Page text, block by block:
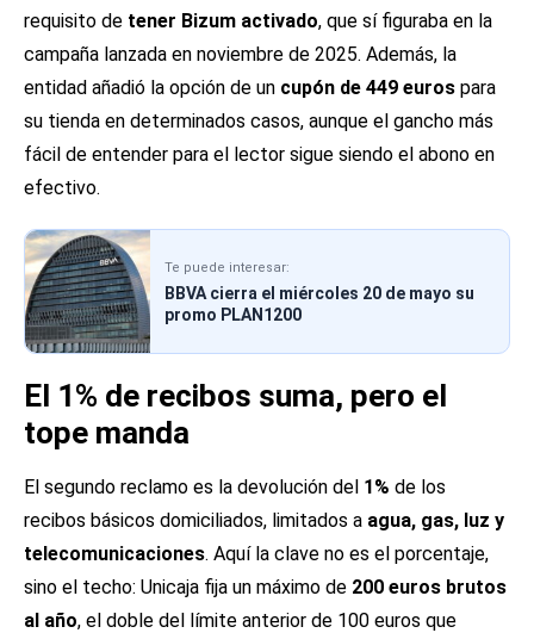
requisito de tener Bizum activado, que sí figuraba en la
campaña lanzada en noviembre de 2025. Además, la
entidad añadió la opción de un cupón de 449 euros para
su tienda en determinados casos, aunque el gancho más
fácil de entender para el lector sigue siendo el abono en
efectivo.
Te puede interesar:
BBVA cierra el miércoles 20 de mayo su
promo PLAN1200
El 1% de recibos suma, pero el
tope manda
El segundo reclamo es la devolución del 1% de los
recibos básicos domiciliados, limitados a agua, gas, luz y
telecomunicaciones. Aquí la clave no es el porcentaje,
sino el techo: Unicaja fija un máximo de 200 euros brutos
al año, el doble del límite anterior de 100 euros que